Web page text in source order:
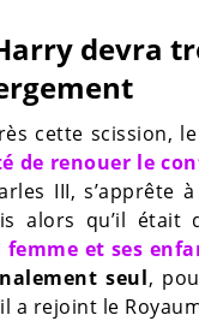
devra
cette scission,
de renouer le
III, s’apprête
alors qu’il était
femme et ses
seul,
a rejoint le